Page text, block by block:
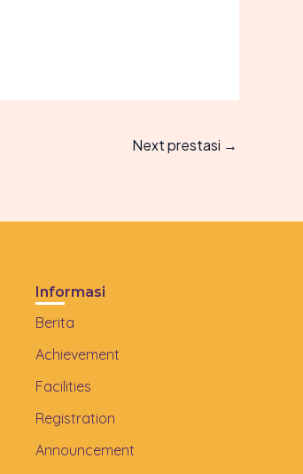
Next prestasi →
Informasi
Berita
Achievement
Facilities
Registration
Announcement